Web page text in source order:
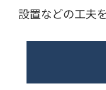
設置などの工夫